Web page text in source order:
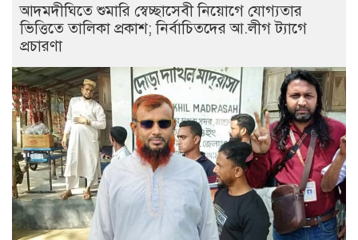
আদমদীঘিতে শুমারি স্বেচ্ছাসেবী নিয়োগে যোগ্যতার
ভিত্তিতে তালিকা প্রকাশ; নির্বাচিতদের আ.লীগ ট্যাগে
প্রচারণা